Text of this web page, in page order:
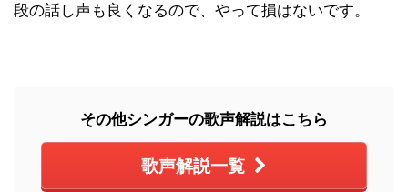
段の話し声も良くなるので、やって損はないです。
その他シンガーの歌声解説はこちら
歌声解説一覧